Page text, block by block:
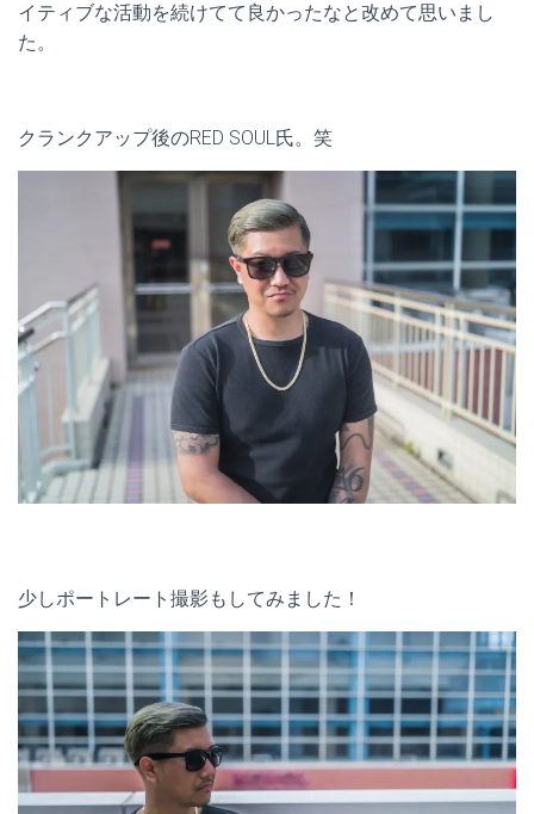
イティブな活動を続けてて良かったなと改めて思いまし
た。
クランクアップ後のRED SOUL氏。笑
少しポートレート撮影もしてみました！